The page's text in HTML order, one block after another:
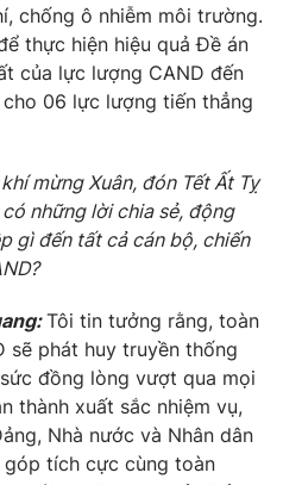
chống ô nhiễm môi trường.
thực hiện hiệu quả Đề án
của lực lượng CAND đến
06 lực lượng tiến thẳng
mừng Xuân, đón Tết Ất Tỵ
những lời chia sẻ, động
gì đến tất cả cán bộ, chiến
Tôi tin tưởng rằng, toàn
sẽ phát huy truyền thống
đồng lòng vượt qua mọi
thành xuất sắc nhiệm vụ,
Nhà nước và Nhân dân
tích cực cùng toàn